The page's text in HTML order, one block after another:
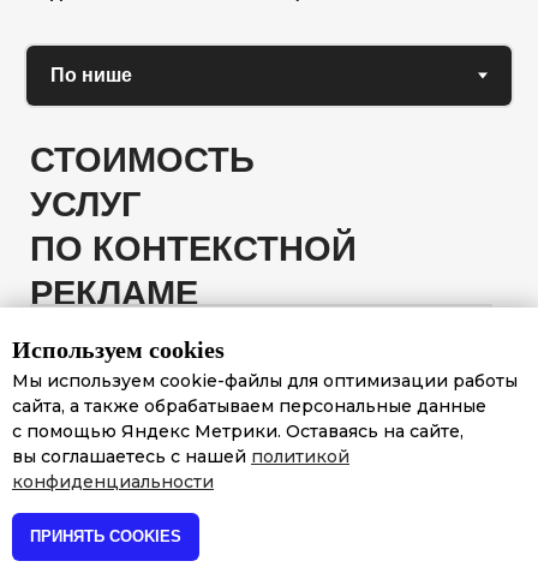
СТОИМОСТЬ
УСЛУГ
ПО КОНТЕКСТНОЙ
РЕКЛАМЕ
НЕДВИЖИМОСТЬ
Закупаем коммерческий трафик
на площадках Яндекса для
высококонкурентных ниш с длинным
циклом сделки. настраиваем
и сопровождаем кампании. Выстраиваем
сквозную аналитику и предоставляем
Используем cookies
Мы используем cookie-файлы для оптимизации работы
сайта, а также обрабатываем персональные данные
с помощью Яндекс Метрики. Оставаясь на сайте,
вы соглашаетесь с нашей политикой
конфиденциальности
ПРИНЯТЬ COOKIES